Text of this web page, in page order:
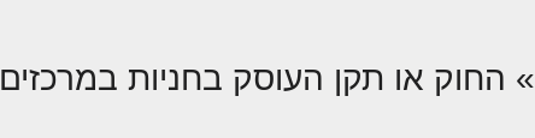
» החוק או תקן העוסק בחניות במרכזים